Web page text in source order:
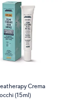
Crema
(15ml)